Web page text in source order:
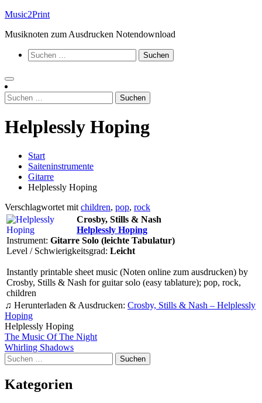
Zum
springen
Music2Print
Musiknoten zum Ausdrucken Notendownload
Suchen
nach:
Suchen
nach:
Helplessly Hoping
Start
Saiteninstrumente
Gitarre
Helplessly Hoping
Verschlagwortet mit children, pop, rock
Crosby, Stills & Nash
Helplessly Hoping
Instrument: Gitarre Solo (leichte Tabulatur)
Level / Schwierigkeitsgrad: Leicht
Instantly printable sheet music (Noten online zum ausdrucken) by
Crosby, Stills & Nash for guitar solo (easy tablature); pop, rock,
children
♫ Herunterladen & Ausdrucken: Crosby, Stills & Nash – Helplessly
Hoping
Helplessly Hoping
Beitragsnavigation
The Music Of The Night
Whirling Shadows
Suchen
nach:
Kategorien